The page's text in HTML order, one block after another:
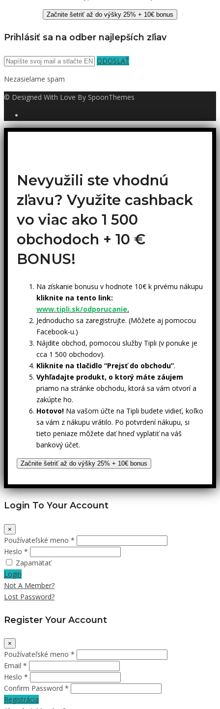
Začnite šetriť až do výšky 25% + 10€ bonus
Prihlásiť sa na odber najlepších zľiav
ODOSLAŤ
Nezasielame spam
© Designed With Love By SpoonThemes
Nevyužili ste vhodnú
zľavu? Využite cashback
vo viac ako 1 500
obchodoch + 10 €
BONUS!
Na získanie bonusu v hodnote 10€ k prvému nákupu
kliknite na tento link:
www.tipli.sk/odporucanie.
Jednoducho sa zaregistrujte. (Môžete aj pomocou
Facebook-u.)
Nájdite obchod, pomocou služby Tipli (v ponuke je
cca 1 500 obchodov).
Kliknite na tlačidlo “Prejsť do obchodu”.
Vyhľadajte produkt, o ktorý máte záujem
priamo na stránke obchodu, ktorá sa vám otvorí a
zakúpte ho.
Hotovo! Na vašom účte na Tipli budete vidieť, koľko
sa vám z nákupu vrátilo. Po potvrdení nákupu, si
tieto peniaze môžete dať hneď vyplatiť na váš
bankový účet.
Začnite šetriť až do výšky 25% + 10€ bonus
Login To Your Account
×
Používateľské meno *
Heslo *
Zapamätať
Login
Not A Member?
Lost Password?
Register Your Account
×
Používateľské meno *
Email *
Heslo *
Confirm Password *
Registrácia